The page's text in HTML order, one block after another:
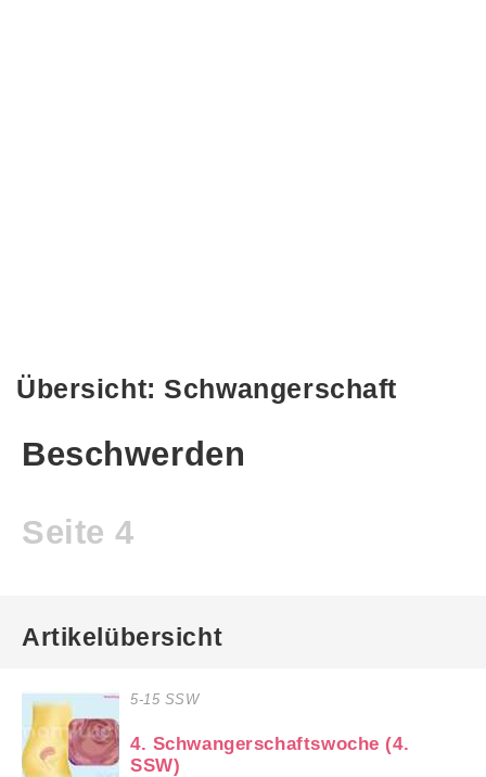
Übersicht: Schwangerschaft
Beschwerden
Seite 4
Artikelübersicht
5-15 SSW
4. Schwangerschaftswoche (4.
SSW)